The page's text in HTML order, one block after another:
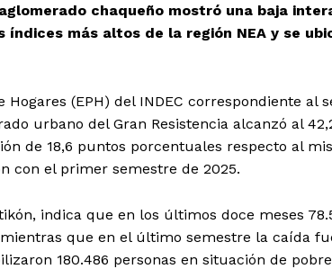
chaqueño mostró una baja
más altos de la región NEA y se
(EPH) del INDEC correspondiente al
urbano del Gran Resistencia alcanzó al
de 18,6 puntos porcentuales respecto al
con el primer semestre de 2025.
indica que en los últimos doce meses
que en el último semestre la caída
180.486 personas en situación de